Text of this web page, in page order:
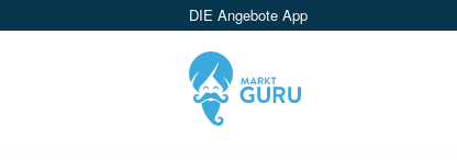
DIE Angebote App